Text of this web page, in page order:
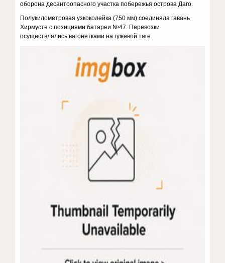
оборона десантоопасного участка побережья острова Даго.
Полукилометровая узкоколейка (750 мм) сое­диняла гавань
Хирмусте с позициями батареи №47. Перевозки
осуществлялись вагонетками на гужевой тяге.